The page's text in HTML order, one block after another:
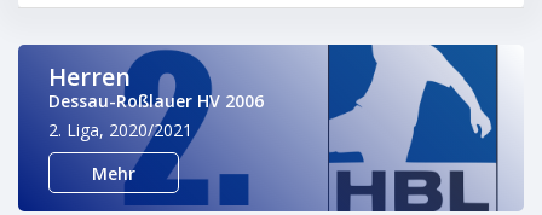
Herren
Dessau-Roßlauer HV 2006
2. Liga, 2020/2021
Mehr